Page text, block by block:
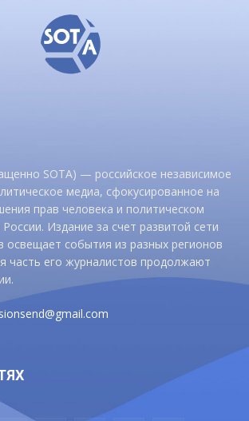
SOTA) — российское независимое
медиа, сфокусированное на
прав человека и политическом
Издание за счет развитой сети
освещает события из разных регионов
часть его журналистов продолжают